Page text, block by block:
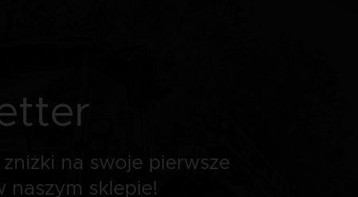
zniżki na swoje pierwsze
naszym sklepie!